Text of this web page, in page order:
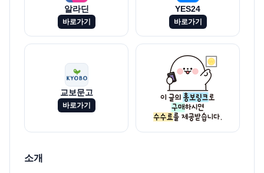
알라딘
바로가기
YES24
바로가기
교보문고
바로가기
소개